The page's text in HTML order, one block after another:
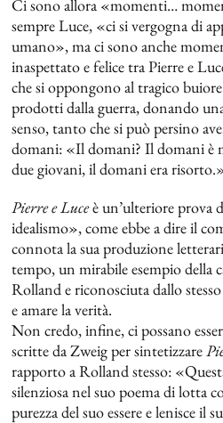
Ci sono allora «momenti…
sempre Luce, «ci si vergogna di
umano», ma ci sono anche
inaspettato e felice tra Pierre e
che si oppongono al tragico
prodotti dalla guerra, donando
senso, tanto che si può persino
domani: «Il domani? Il domani è
due giovani, il domani era
Pierre e Luceè un’ulteriore prova
idealismo», come ebbe a dire il
connota la sua produzione
tempo, un mirabile esempio della
Rolland e riconosciuta dallo
e amare la verità.
Non credo, infine, ci possano
scritte da Zweig per sintetizzare
rapporto a Rolland stesso:
silenziosa nel suo poema di lotta
purezza del suo essere e lenisce il